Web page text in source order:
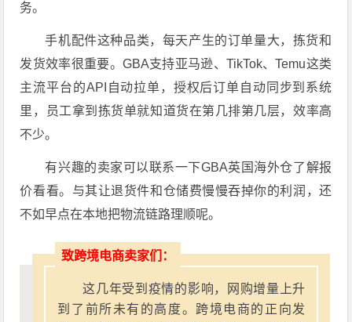
务。
手机配件这种品类，每天产生的订单量大，拣货和
发货效率很重要。GBA支持亚马逊、TikTok、Temu这类
主流平台的API自动拉单，授权后订单自动同步到系统
里，员工拿到拣货单就知道货在第几排第几层，效率高
不少。
有兴趣的卖家可以联系一下GBA英国海外仓了解报
价看看。与其让退货件和仓储费慢慢吞掉你的利润，还
不如早点在本地把物流链路理顺呢。
致跨境电商卖家们：
这几年受到疫情的影响，网购增量上升
到了前所未有的高度。跨境电商的正向发